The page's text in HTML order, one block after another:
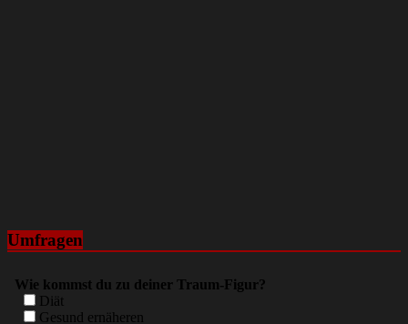
Umfragen
Wie kommst du zu deiner Traum-Figur?
Diät
Gesund ernäheren